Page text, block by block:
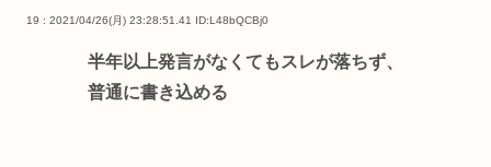
19 : 2021/04/26(月) 23:28:51.41 ID:L48bQCBj0
半年以上発言がなくてもスレが落ちず、
普通に書き込める